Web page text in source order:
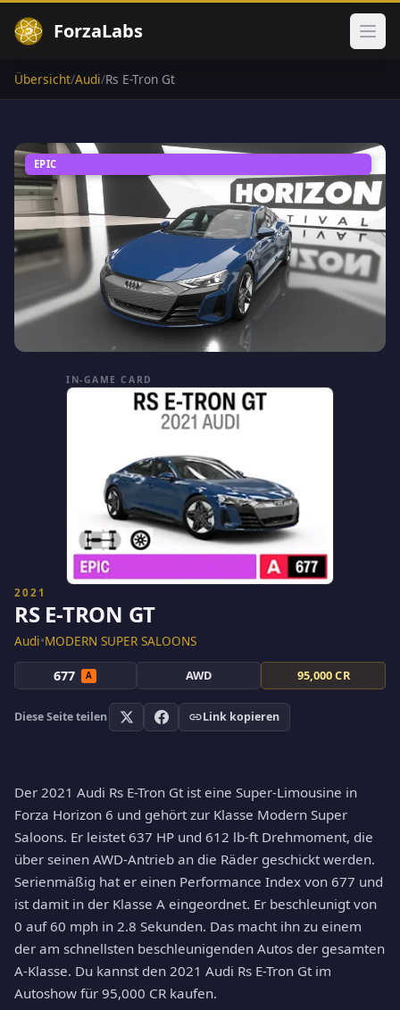
ForzaLabs
Übersicht/Audi/Rs E-Tron Gt
EPIC
IN-GAME CARD
2021
RS E-TRON GT
Audi•MODERN SUPER SALOONS
677 A AWD 95,000 CR
Diese Seite teilen Link kopieren
Der 2021 Audi Rs E-Tron Gt ist eine Super-Limousine in
Forza Horizon 6 und gehört zur Klasse Modern Super
Saloons. Er leistet 637 HP und 612 lb-ft Drehmoment, die
über seinen AWD-Antrieb an die Räder geschickt werden.
Serienmäßig hat er einen Performance Index von 677 und
ist damit in der Klasse A eingeordnet. Er beschleunigt von
0 auf 60 mph in 2.8 Sekunden. Das macht ihn zu einem
der am schnellsten beschleunigenden Autos der gesamten
A-Klasse. Du kannst den 2021 Audi Rs E-Tron Gt im
Autoshow für 95,000 CR kaufen.